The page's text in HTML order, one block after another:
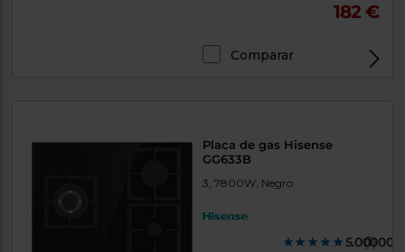
182 €
Comparar
Placa de gas Hisense
GG633B
3, 7800W, Negro
(1)